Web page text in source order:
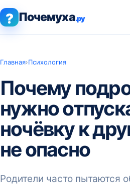
? Почемуха.ру
Главная›Психология
Почему
нужно
ночёвку к
не опасно
Родители часто пытаются